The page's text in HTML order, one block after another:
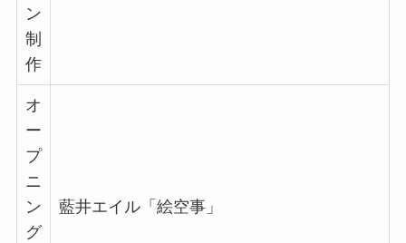
ン
制
作
オ
ー
プ
ニ
ン
グ
藍井エイル「絵空事」